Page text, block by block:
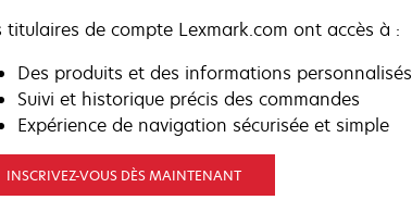
titulaires de compte Lexmark.com ont accès à :
Des produits et des informations personnalisés
Suivi et historique précis des commandes
Expérience de navigation sécurisée et simple
INSCRIVEZ-VOUS DÈS MAINTENANT